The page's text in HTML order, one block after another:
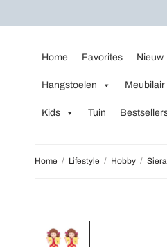
Home Favorites Nieuw
Hangstoelen Meubilair
Kids Tuin
Home / Lifestyle / Hobby /